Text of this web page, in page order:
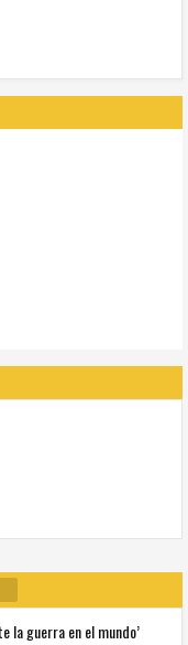
la guerra en el mundo’